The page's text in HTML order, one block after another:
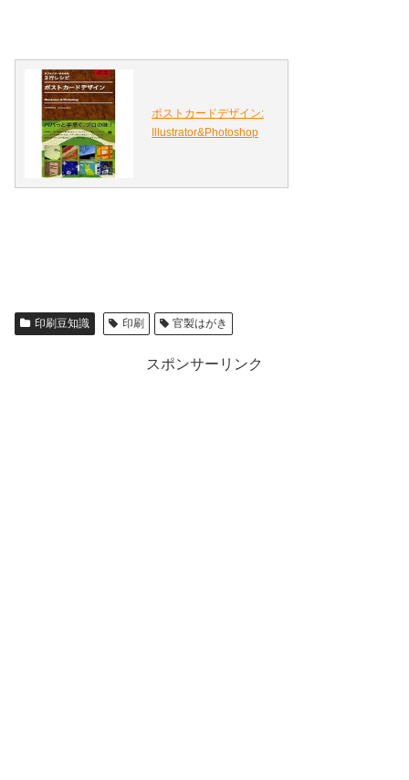
ポストカードデザイン:
Illustrator&Photoshop
印刷豆知識 印刷 官製はがき
スポンサーリンク